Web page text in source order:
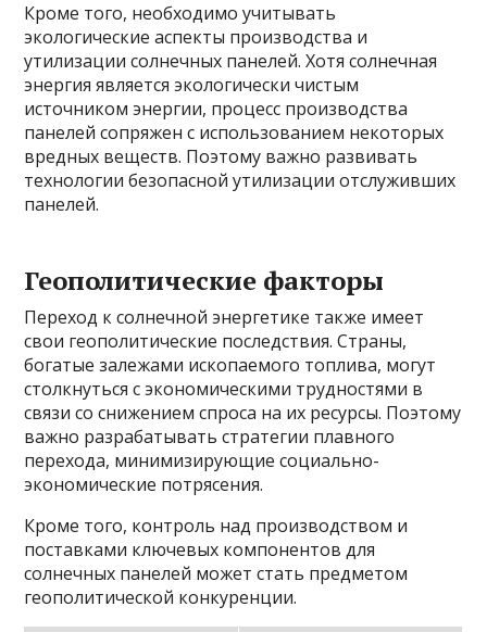
Кроме того, необходимо учитывать
экологические аспекты производства и
утилизации солнечных панелей. Хотя солнечная
энергия является экологически чистым
источником энергии, процесс производства
панелей сопряжен с использованием некоторых
вредных веществ. Поэтому важно развивать
технологии безопасной утилизации отслуживших
панелей.
Геополитические факторы
Переход к солнечной энергетике также имеет
свои геополитические последствия. Страны,
богатые залежами ископаемого топлива, могут
столкнуться с экономическими трудностями в
связи со снижением спроса на их ресурсы. Поэтому
важно разрабатывать стратегии плавного
перехода, минимизирующие социально-
экономические потрясения.
Кроме того, контроль над производством и
поставками ключевых компонентов для
солнечных панелей может стать предметом
геополитической конкуренции.